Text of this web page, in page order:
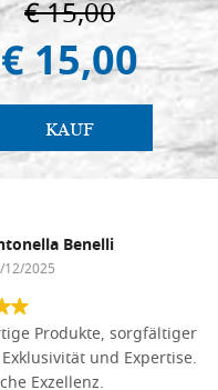
€ 15,00
€ 15,00
KAUF
Benelli
12/2025
Produkte, sorgfältiger
und Expertise.
Exzellenz.